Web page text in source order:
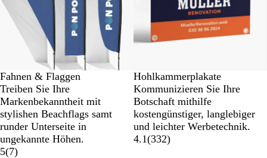
Fahnen & Flaggen
Treiben Sie Ihre
Markenbekanntheit mit
stylishen Beachflags samt
runder Unterseite in
ungekannte Höhen.
5(7)
Hohlkammerplakate
Kommunizieren Sie Ihre
Botschaft mithilfe
kostengünstiger, langlebiger
und leichter Werbetechnik.
4.1(332)